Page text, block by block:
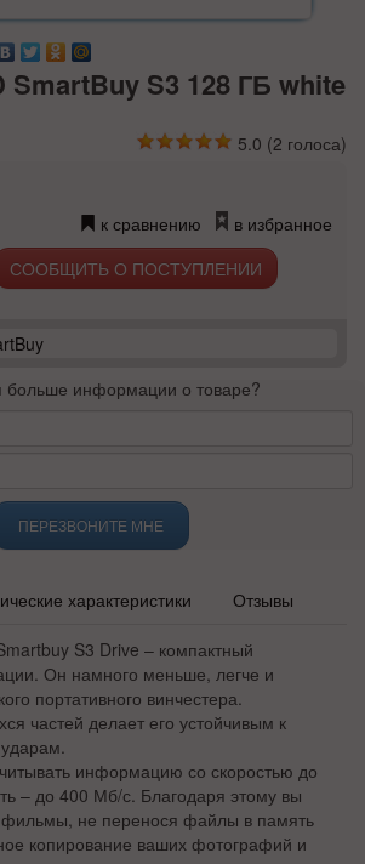
S3 128 ГБ white
5.0 (2 голоса)
к сравнению в избранное
СООБЩИТЬ О ПОСТУПЛЕНИИ
больше информации о товаре?
ПЕРЕЗВОНИТЕ МНЕ
характеристики Отзывы
S3 Drive – компактный
Он намного меньше, легче и
портативного винчестера.
частей делает его устойчивым к
информацию со скоростью до
– до 400 Мб/с. Благодаря этому вы
фильмы, не перенося файлы в память
копирование ваших фотографий и